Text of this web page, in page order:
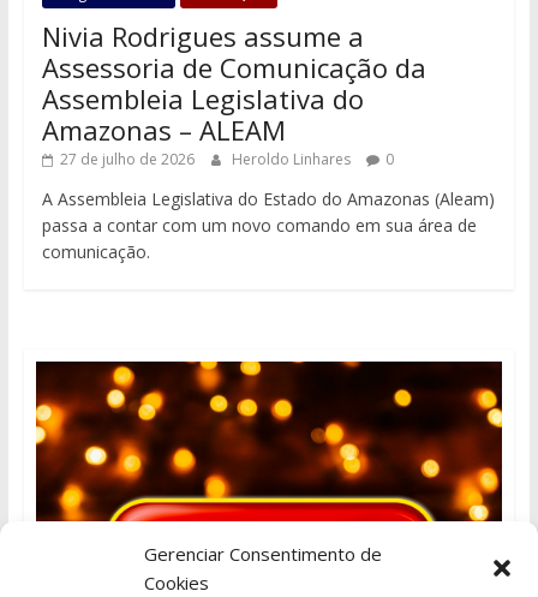
Gerenciar Consentimento de
Cookies
Nivia Rodrigues assume a
Assessoria de Comunicação da
Assembleia Legislativa do
Amazonas – ALEAM
27 de julho de 2026 Heroldo Linhares 0
A Assembleia Legislativa do Estado do Amazonas (Aleam)
passa a contar com um novo comando em sua área de
comunicação.